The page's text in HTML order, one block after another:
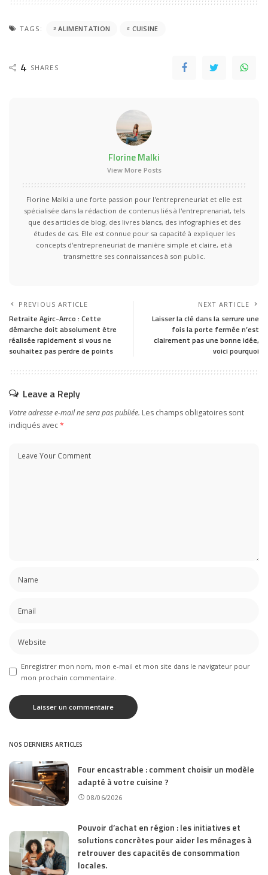
TAGS: ALIMENTATION CUISINE
4 SHARES
Florine Malki
View More Posts
Florine Malki a une forte passion pour l'entrepreneuriat et elle est
spécialisée dans la rédaction de contenus liés à l'entreprenariat, tels
que des articles de blog, des livres blancs, des infographies et des
études de cas. Elle est connue pour sa capacité à expliquer les
concepts d'entrepreneuriat de manière simple et claire, et à
transmettre ses connaissances à son public.
PREVIOUS ARTICLE
Retraite Agirc-Arrco : Cette
démarche doit absolument être
réalisée rapidement si vous ne
souhaitez pas perdre de points
NEXT ARTICLE
Laisser la clé dans la serrure une
fois la porte fermée n’est
clairement pas une bonne idée,
voici pourquoi
Leave a Reply
Votre adresse e-mail ne sera pas publiée. Les champs obligatoires sont
indiqués avec*
Enregistrer mon nom, mon e-mail et mon site dans le navigateur pour
mon prochain commentaire.
NOS DERNIERS ARTICLES
Four encastrable : comment choisir un modèle
adapté à votre cuisine ?
08/06/2026
Pouvoir d’achat en région : les initiatives et
solutions concrètes pour aider les ménages à
retrouver des capacités de consommation
locales.